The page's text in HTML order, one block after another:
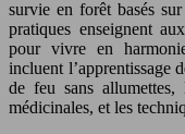
survie en forêt basés
pratiques enseignent
pour vivre en
incluent l’apprentissage
de feu sans allumettes,
médicinales, et les